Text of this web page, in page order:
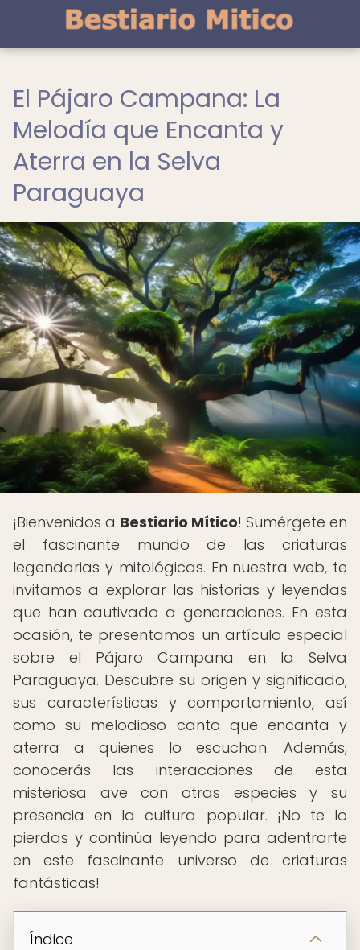
El Pájaro Campana: La
Melodía que Encanta y
Aterra en la Selva
Paraguaya
¡Bienvenidos a Bestiario Mítico! Sumérgete en
el fascinante mundo de las criaturas
legendarias y mitológicas. En nuestra web, te
invitamos a explorar las historias y leyendas
que han cautivado a generaciones. En esta
ocasión, te presentamos un artículo especial
sobre el Pájaro Campana en la Selva
Paraguaya. Descubre su origen y significado,
sus características y comportamiento, así
como su melodioso canto que encanta y
aterra a quienes lo escuchan. Además,
conocerás las interacciones de esta
misteriosa ave con otras especies y su
presencia en la cultura popular. ¡No te lo
pierdas y continúa leyendo para adentrarte
en este fascinante universo de criaturas
fantásticas!
Índice